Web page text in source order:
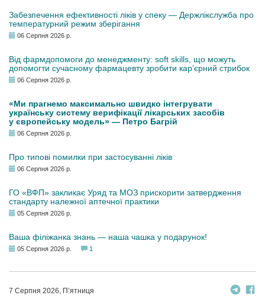
Забезпечення ефективності ліків у спеку — Держлікслужба про
температурний режим зберігання
06 Серпня 2026 р.
Від фармдопомоги до менеджменту: soft skills, що можуть
допомогти сучасному фармацевту зробити кар’єрний стрибок
06 Серпня 2026 р.
«Ми прагнемо максимально швидко інтегрувати
українську систему верифікації лікарських засобів
у європейську модель» — Петро Багрій
06 Серпня 2026 р.
Про типові помилки при застосуванні ліків
06 Серпня 2026 р.
ГО «ВФП» закликає Уряд та МОЗ прискорити затвердження
стандарту належної аптечної практики
05 Серпня 2026 р.
Ваша філіжанка знань — наша чашка у подарунок!
05 Серпня 2026 р. 1
7 Серпня 2026, П’ятниця